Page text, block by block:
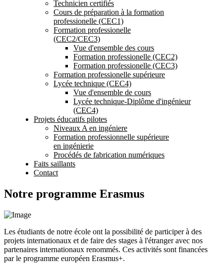
Technicien certifiés
Cours de préparation à la formation
professionelle (CEC1)
Formation professionelle
(CEC2/CEC3)
Vue d'ensemble des cours
Formation professionelle (CEC2)
Formation professionelle (CEC3)
Formation professionelle supérieure
Lycée technique (CEC4)
Vue d'ensemble de cours
Lycée technique-Diplôme d'ingénieur
(CEC4)
Projets éducatifs pilotes
Niveaux A en ingéniere
Formation professionnelle supérieure
en ingénierie
Procédés de fabrication numériques
Faits saillants
Contact
Notre programme Erasmus
Les étudiants de notre école ont la possibilité de participer à des
projets internationaux et de faire des stages à l'étranger avec nos
partenaires internationaux renommés. Ces activités sont financées
par le programme européen Erasmus+.